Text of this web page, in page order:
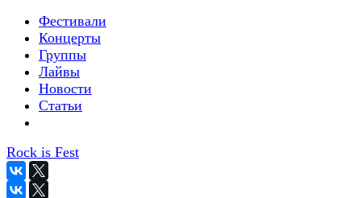
Фестивали
Концерты
Группы
Лайвы
Новости
Статьи
Rock is Fest